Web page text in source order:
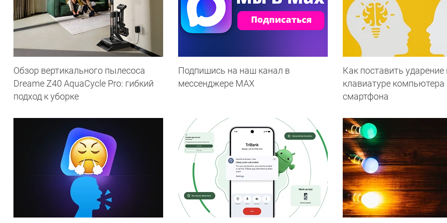
Обзор вертикального пылесоса
Dreame Z40 AquaCycle Pro: гибкий
подход к уборке
Подпишись на наш канал в
мессенджере МАХ
Как поставить ударение
клавиатуре компьютера
смартфона